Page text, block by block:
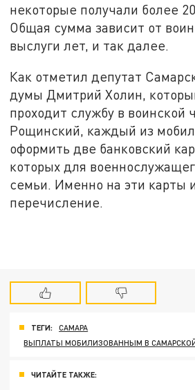
некоторые получали более
Общая сумма зависит от
выслуги лет, и так далее.
Как отметил депутат
думы Дмитрий Холин,
проходит службу в воинской
Рощинский, каждый из
оформить две банковский
которых для
семьи. Именно на эти карты
перечисление.
ТЕГИ:
САМАРА
ВЫПЛАТЫ МОБИЛИЗОВАННЫМ В
ЧИТАЙТЕ ТАКЖЕ: